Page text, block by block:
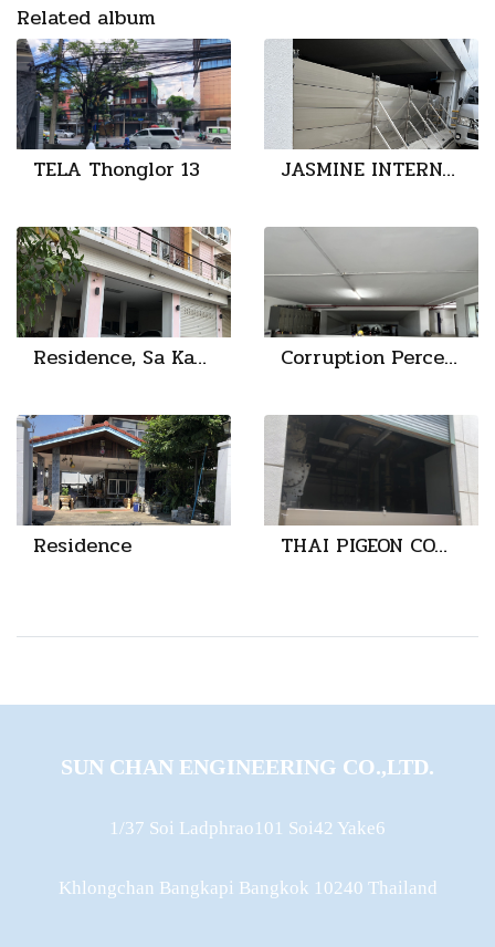
Related album
TELA Thonglor 13 JASMINE INTERNATIONAL
Residence, Sa Kaeo Corruption Perceptions Index: CPI
Residence THAI PIGEON COMPANY LIMITED
SUN CHAN ENGINEERING CO.,LTD.
1/37 Soi Ladphrao101 Soi42 Yake6
Khlongchan Bangkapi Bangkok 10240 Thailand